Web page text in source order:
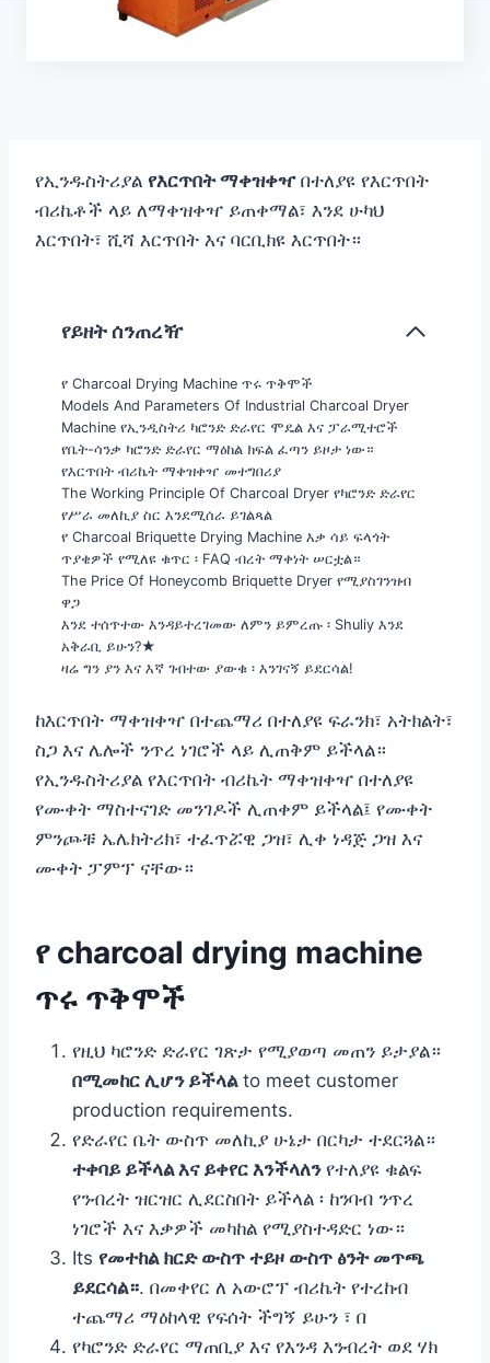
የኢንዱስትሪያል የእርጥበት ማቀዝቀዣበተለያዩ የእርጥበት
ብሪኬቶች ላይ ለማቀዝቀዣ ይጠቀማል፣ እንደ ሁካህ
እርጥበት፣ ሺሻ እርጥበት እና ባርቢክዩ እርጥበት።
የይዘት ሰንጠረዥ
የ Charcoal Drying Machine ጥሩ ጥቅሞች
Models And Parameters Of Industrial Charcoal Dryer
Machine የኢንዲስትሪ ካሮንድ ድራየር ሞዴል እና ፓራሚተሮች
የቤት-ሳንቃ ካሮንድ ድራየር ማዕከል ክፍል ፈጣን ይዞታ ነው።
የእርጥበት ብሪኬት ማቀዝቀዣ መተግበሪያ
The Working Principle Of Charcoal Dryer የካሮንድ ድራየር
የሥራ መለኪያ ስር እንደሚሰራ ይገልጻል
የ Charcoal Briquette Drying Machine እቃ ሳይ ፍላጎት
ጥያቄዎች የሚለዩ ቁጥር ፡ FAQ ብረት ማቀነት ሠርቷል።
The Price Of Honeycomb Briquette Dryer የሚያስገንዝብ
ዋጋ
እንደ ተሰጥተው እንዳይተረገመው ለምን ይምረጡ ፡ Shuliy እንደ
አቅራቢ ይሁን?★
ዛሬ ግን ያን እና እኛ ገብተው ያውቁ ፡ እንገናኝ ይደርሳል!
ከእርጥበት ማቀዝቀዣ በተጨማሪ በተለያዩ ፍራንክ፣ አትክልት፣
ስጋ እና ሌሎች ንጥረ ነገሮች ላይ ሊጠቅም ይችላል።
የኢንዱስትሪያል የእርጥበት ብሪኬት ማቀዝቀዣ በተለያዩ
የሙቀት ማስተናገድ መንገዶች ሊጠቀም ይችላል፤ የሙቀት
ምንጮቹ ኤሌክትሪክ፣ ተፈጥሯዊ ጋዝ፣ ሊቀ ነዳጅ ጋዝ እና
ሙቀት ፓምፕ ናቸው።
የ charcoal drying machine
ጥሩ ጥቅሞች
የዚህ ካሮንድ ድራየር ገጽታ የሚያወጣ መጠን ይታያል።
በሚመከር ሊሆን ይችላልto meet customer
production requirements.
የድራየር ቤት ውስጥ መለኪያ ሁኔታ በርካታ ተደርጓል።
ተቀባይ ይችላል እና ይቀየር እንችላለንየተለያዩ ቁልፍ
የንብረት ዝርዝር ሊደርስበት ይችላል ፡ ከንባብ ንጥረ
ነገሮች እና እቃዎች መካከል የሚያስተዳድር ነው።
Its የመተከል ክርድ ውስጥ ተይዞ ውስጥ ፅንት መጥጫ
ይደርሳል።. በመቀየር ለ አውሮፕ ብሪኬት የተረከብ
ተጨማሪ ማዕከላዊ የፍሰት ችግኝ ይሁን ፣ በ
የካሮንድ ድራየር ማጠቢያ እና የእንዳ እንብረት ወደ ሃክ